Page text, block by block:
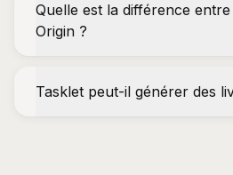
Quelle est la différence
Origin ?
Tasklet peut-il générer des